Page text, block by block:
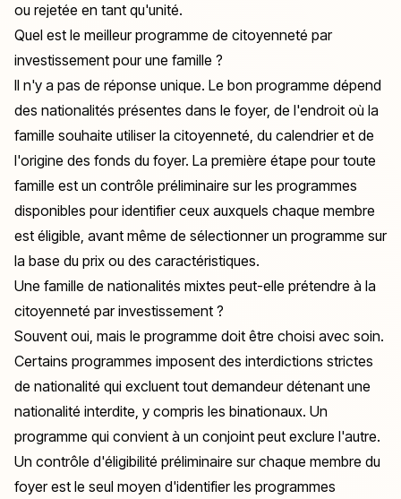
ou rejetée en tant qu'unité.
Quel est le meilleur programme de citoyenneté par
investissement pour une famille ?
Il n'y a pas de réponse unique. Le bon programme dépend
des nationalités présentes dans le foyer, de l'endroit où la
famille souhaite utiliser la citoyenneté, du calendrier et de
l'origine des fonds du foyer. La première étape pour toute
famille est un contrôle préliminaire sur les programmes
disponibles pour identifier ceux auxquels chaque membre
est éligible, avant même de sélectionner un programme sur
la base du prix ou des caractéristiques.
Une famille de nationalités mixtes peut-elle prétendre à la
citoyenneté par investissement ?
Souvent oui, mais le programme doit être choisi avec soin.
Certains programmes imposent des interdictions strictes
de nationalité qui excluent tout demandeur détenant une
nationalité interdite, y compris les binationaux. Un
programme qui convient à un conjoint peut exclure l'autre.
Un contrôle d'éligibilité préliminaire sur chaque membre du
foyer est le seul moyen d'identifier les programmes